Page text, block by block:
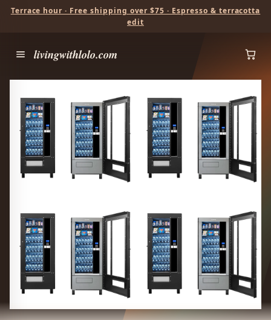
Terrace hour · Free shipping over $75 · Espresso & terracotta
edit
livingwithlolo.com